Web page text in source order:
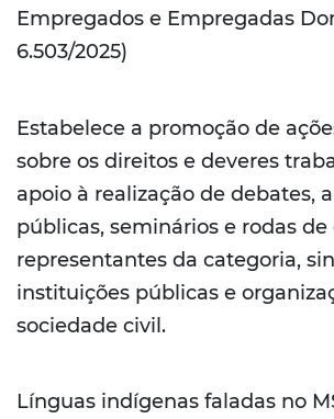
Empregados e Empregadas
6.503/2025)
Estabelece a promoção de
sobre os direitos e deveres
apoio à realização de debates,
públicas, seminários e rodas
representantes da categoria,
instituições públicas e
sociedade civil.
Línguas indígenas faladas no